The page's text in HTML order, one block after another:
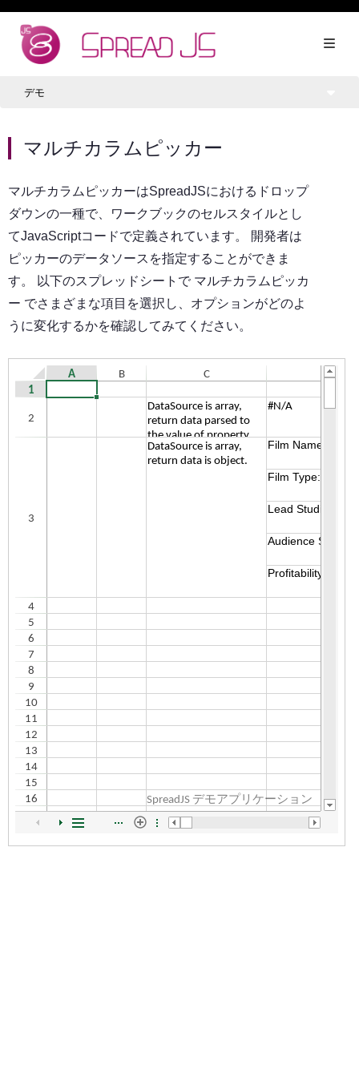
デモ
マルチカラムピッカー
マルチカラムピッカーはSpreadJSにおけるドロップ
ダウンの一種で、ワークブックのセルスタイルとし
てJavaScriptコードで定義されています。 開発者は
ピッカーのデータソースを指定することができま
す。 以下のスプレッドシートで マルチカラムピッカ
ー でさまざまな項目を選択し、オプションがどのよ
うに変化するかを確認してみてください。